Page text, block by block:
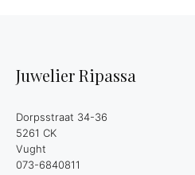
Juwelier Ripassa
Dorpsstraat 34-36
5261 CK
Vught
073-6840811